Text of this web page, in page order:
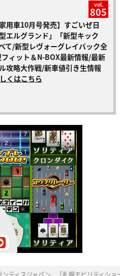
vol.
805
家用車10月号発売】すごいぜ日
エルグランド」「新型キック
て/新型レヴォーグレイバック全
ィット＆N-BOX最新情報/最新
攻略大作戦/新車値引き生情報
くはこちら